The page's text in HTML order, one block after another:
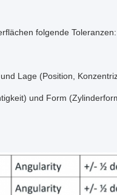
folgende Toleranzen:
Lage (Position,
und Form